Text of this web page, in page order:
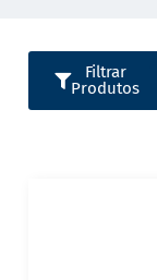
Filtrar
Produtos